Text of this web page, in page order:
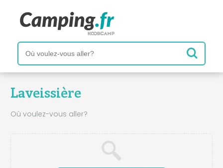
Laveissière
Où voulez-vous aller?